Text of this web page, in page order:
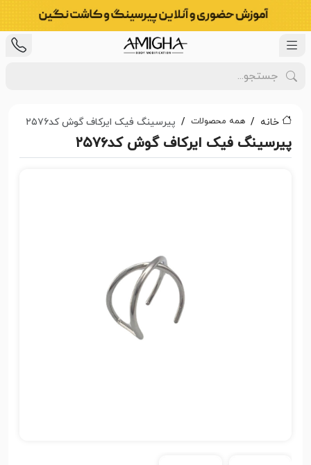
خانه همه محصولات پیرسینگ فیک ایرکاف گوش کد۲۵۷۶
پیرسینگ فیک ایرکاف گوش کد۲۵۷۶